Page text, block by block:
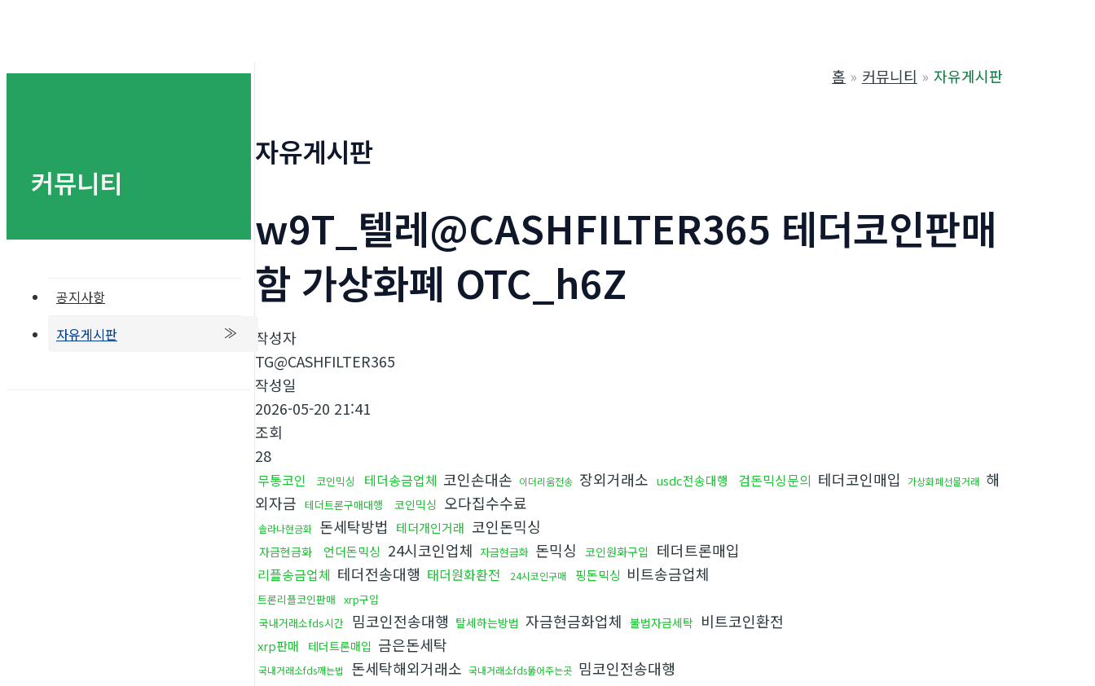
커뮤니티
공지사항
자유게시판
홈 커뮤니티 자유게시판
자유게시판
w9T_텔레@CASHFILTER365 테더코인판매
함 가상화폐 OTC_h6Z
작성자
TG@CASHFILTER365
작성일
2026-05-20 21:41
조회
28
무통코인 코인믹싱 테더송금업체 코인손대손 이더리움전송 장외거래소 usdc전송대행 검돈믹싱문의 테더코인매입 가상화폐선물거래 해
외자금 테더트론구매대행 코인믹싱 오다집수수료
솔라나현금화 돈세탁방법 테더개인거래 코인돈믹싱
자금현금화 언더돈믹싱 24시코인업체 자금현금화 돈믹싱 코인원화구입 테더트론매입
리플송금업체 테더전송대행 태더원화환전 24시코인구매 핑돈믹싱 비트송금업체
트론리플코인판매 xrp구입
국내거래소fds시간 밈코인전송대행 탈세하는방법 자금현금화업체 불법자금세탁 비트코인환전
xrp판매 테더트론매입 금은돈세탁
국내거래소fds깨는법 돈세탁해외거래소 국내거래소fds뚫어주는곳 밈코인전송대행